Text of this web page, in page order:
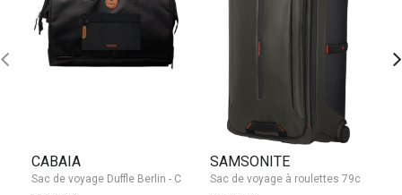
CABAIA SAMSONITE